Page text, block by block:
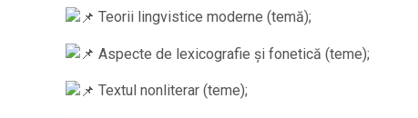
Teorii lingvistice moderne (temă);
Aspecte de lexicografie și fonetică (teme);
Textul nonliterar (teme);